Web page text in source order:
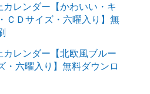
レンダー【かわいい・キ
ＣＤサイズ・六曜入り】無
レンダー【北欧風ブルー
・六曜入り】無料ダウンロ